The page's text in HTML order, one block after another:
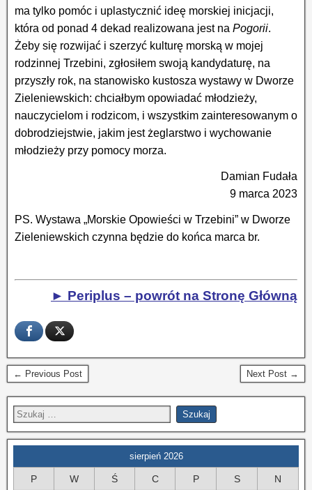
ma tylko pomóc i uplastycznić ideę morskiej inicjacji,
która od ponad 4 dekad realizowana jest na Pogorii.
Żeby się rozwijać i szerzyć kulturę morską w mojej
rodzinnej Trzebini, zgłosiłem swoją kandydaturę, na
przyszły rok, na stanowisko kustosza wystawy w Dworze
Zieleniewskich: chciałbym opowiadać młodzieży,
nauczycielom i rodzicom, i wszystkim zainteresowanym o
dobrodziejstwie, jakim jest żeglarstwo i wychowanie
młodzieży przy pomocy morza.
Damian Fudała
9 marca 2023
PS. Wystawa „Morskie Opowieści w Trzebini” w Dworze
Zieleniewskich czynna będzie do końca marca br.
► Periplus – powrót na Stronę Główną
← Previous Post Next Post →
sierpień 2026
P W Ś C P S N